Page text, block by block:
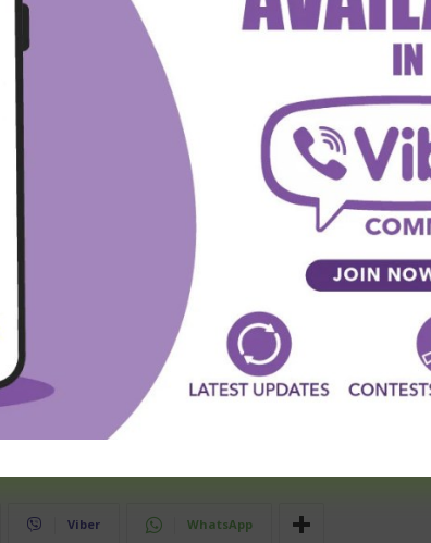
zvezda su se takmičile po dva puta, a obe
Naši rivali nisu odigrali meč više od tri
nisu u takmičarskom ritmu, ali to
Očekujemo pritisak na naše igrače i
imaćemo jedan trening da se pripremimo.
se susreli i oba puta bili blizu. Pokušaćemo
nad Zvezdom u Beogradu, moraćemo da
Viber WhatsApp